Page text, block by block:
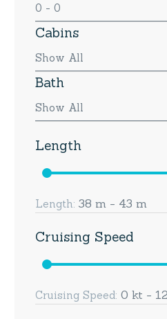
0 - 0
Cabins
Show All
Bath
Show All
Length
Length: 38 m - 43 m
Cruising Speed
Cruising Speed: 0 kt -